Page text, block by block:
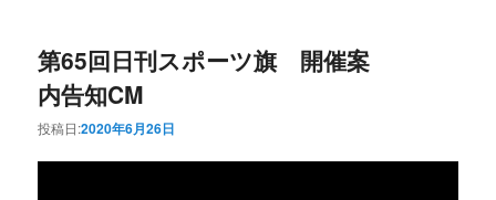
第65回日刊スポーツ旗 開催案
内告知CM
投稿日:2020年6月26日